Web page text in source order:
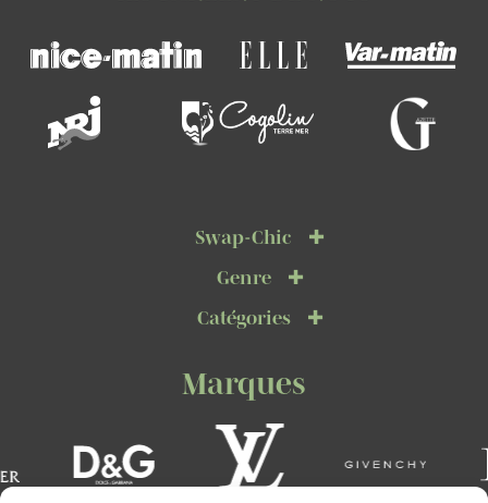
Swap-Chic
Genre
Catégories
Marques